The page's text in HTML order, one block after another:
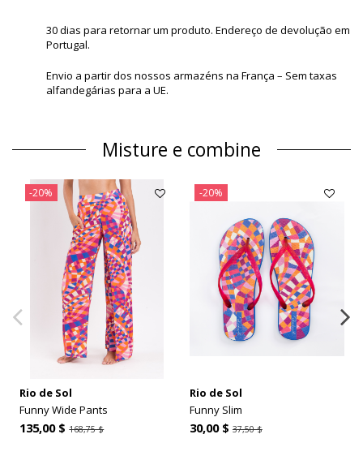
30 dias para retornar um produto. Endereço de devolução em
Portugal.
Envio a partir dos nossos armazéns na França – Sem taxas
alfandegárias para a UE.
Misture e combine
-20%
Rio de Sol
Funny Wide Pants
135,00 $168,75 $
-20%
Rio de Sol
Funny Slim
30,00 $ 37,50 $